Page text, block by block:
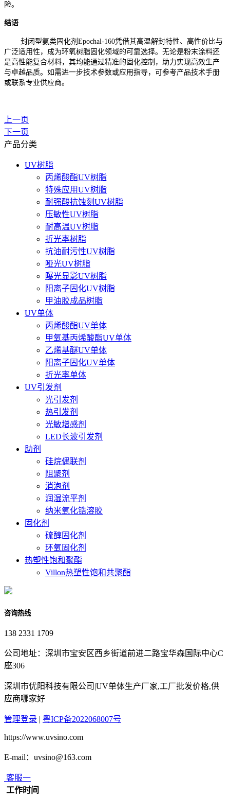
险。
结语
封闭型氨类固化剂Epochal-160凭借其高温解封特性、高性价比与
广泛适用性，成为环氧树脂固化领域的可靠选择。无论是粉末涂料还
是高性能复合材料，其均能通过精准的固化控制，助力实现高效生产
与卓越品质。如需进一步技术参数或应用指导，可参考产品技术手册
或联系专业供应商。
上一页
下一页
产品分类
UV树脂
丙烯酸酯UV树脂
特殊应用UV树脂
耐强酸抗蚀刻UV树脂
压敏性UV树脂
耐高温UV树脂
折光率树脂
抗油耐污性UV树脂
哑光UV树脂
曝光显影UV树脂
阳离子固化UV树脂
甲油胶成品树脂
UV单体
丙烯酸酯UV单体
甲氧基丙烯酸酯UV单体
乙烯基醚UV单体
阳离子固化UV单体
折光率单体
UV引发剂
光引发剂
热引发剂
光敏增感剂
LED长波引发剂
助剂
硅烷偶联剂
阻聚剂
消泡剂
润湿流平剂
纳米氧化锆溶胶
固化剂
硫醇固化剂
环氧固化剂
热塑性饱和聚酯
Villon热塑性饱和共聚酯
咨询热线
138 2331 1709
公司地址：深圳市宝安区西乡街道前进二路宝华森国际中心C
座306
深圳市优阳科技有限公司|UV单体生产厂家,工厂批发价格,供
应商哪家好
管理登录 | 粤ICP备2022068007号
https://www.uvsino.com
E-mail：uvsino@163.com
客服一
工作时间